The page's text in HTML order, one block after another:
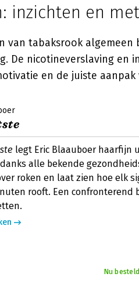
inzichten en
van tabaksrook
De nicotineverslaving en
en de juiste aanpak
legt Eric Blaauboer haarfijn
alle bekende
roken en laat zien hoe elk
rooft. Een confronterend
Nu